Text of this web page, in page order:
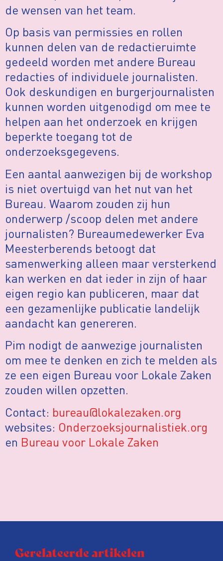
de wensen van het team.
Op basis van permissies en rollen
kunnen delen van de redactieruimte
gedeeld worden met andere Bureau
redacties of individuele journalisten.
Ook deskundigen en burgerjournalisten
kunnen worden uitgenodigd om mee te
helpen aan het onderzoek en krijgen
beperkte toegang tot de
onderzoeksgegevens.
Een aantal aanwezigen bij de workshop
is niet overtuigd van het nut van het
Bureau. Waarom zouden zij hun
onderwerp /scoop delen met andere
journalisten? Bureaumedewerker Eva
Meesterberends betoogt dat
samenwerking alleen maar versterkend
kan werken en dat ieder in zijn of haar
eigen regio kan publiceren, maar dat
een gezamenlijke publicatie landelijk
aandacht kan genereren.
Pim nodigt de aanwezige journalisten
om mee te denken en zich te melden als
ze een eigen Bureau voor Lokale Zaken
zouden willen opzetten.
Contact: bureau@lokalezaken.org
websites: Onderzoeksjournalistiek.org
en Bureau voor Lokale Zaken
Gerelateerde artikelen